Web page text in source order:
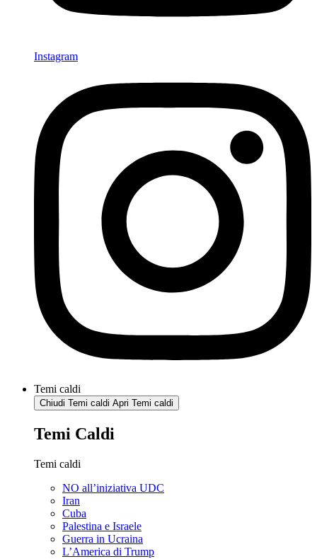
Instagram
Temi caldi
Chiudi Temi caldi Apri Temi caldi
Temi Caldi
Temi caldi
NO all’iniziativa UDC
Iran
Cuba
Palestina e Israele
Guerra in Ucraina
L’America di Trump